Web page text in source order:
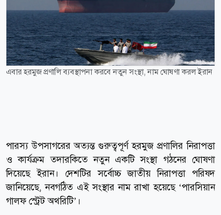
এবার হরমুজ প্রণালি ব্যবস্থাপনা করবে নতুন সংস্থা, নাম ঘোষণা করল ইরান
পারস্য উপসাগরের অত্যন্ত গুরুত্বপূর্ণ হরমুজ প্রণালির নিরাপত্তা
ও কার্যক্রম তদারকিতে নতুন একটি সংস্থা গঠনের ঘোষণা
দিয়েছে ইরান। দেশটির সর্বোচ্চ জাতীয় নিরাপত্তা পরিষদ
জানিয়েছে, নবগঠিত এই সংস্থার নাম রাখা হয়েছে ‘পারসিয়ান
গালফ স্ট্রেট অথরিটি’।